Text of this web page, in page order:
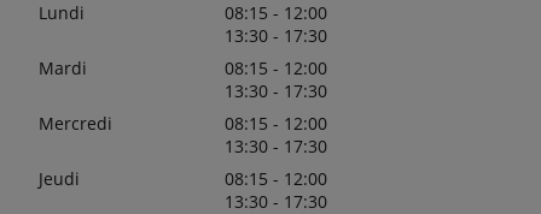
Lundi
08:15 - 12:00
13:30 - 17:30
Mardi
08:15 - 12:00
13:30 - 17:30
Mercredi
08:15 - 12:00
13:30 - 17:30
Jeudi
08:15 - 12:00
13:30 - 17:30